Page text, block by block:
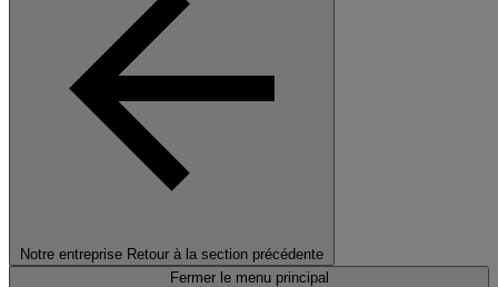
Notre entreprise Retour à la section précédente
Fermer le menu principal